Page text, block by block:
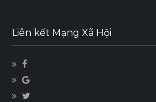
Liên kết Mạng Xã Hội